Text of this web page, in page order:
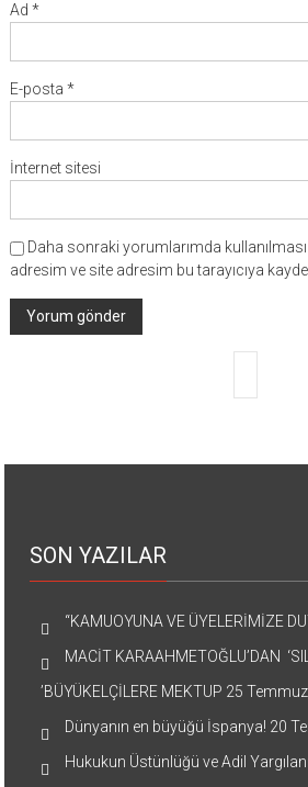
Ad *
E-posta *
İnternet sitesi
Daha sonraki yorumlarımda
adresim ve site adresim bu tarayıcıya
SON YAZILAR
“KAMUOYUNA VE ÜYELERİMİZE
MACİT KARAAHMETOĞLU’DAN
’BÜYÜKELÇİLERE MEKTUP 25
Dünyanın en büyüğü İspanya! 20
Hukukun Üstünlüğü ve Adil